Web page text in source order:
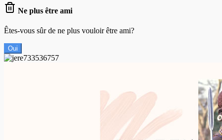
Ne plus être ami
Êtes-vous sûr de ne plus vouloir être ami?
Oui